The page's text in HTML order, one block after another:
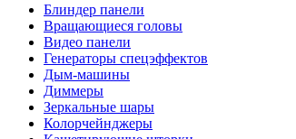
Блиндер панели
Вращающиеся головы
Видео панели
Генераторы спецэффектов
Дым-машины
Диммеры
Зеркальные шары
Колорчейнджеры